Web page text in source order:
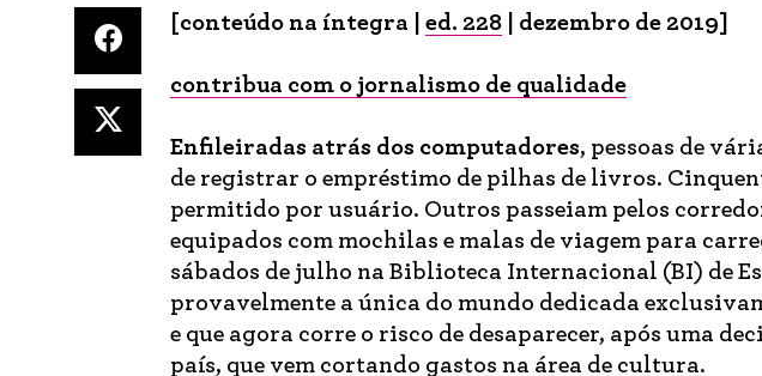
[conteúdo na íntegra | ed. 228 | dezembro de 2019]
contribua com o jornalismo de qualidade
Enfileiradas atrás dos computadores, pessoas de
de registrar o empréstimo de pilhas de livros.
permitido por usuário. Outros passeiam pelos
equipados com mochilas e malas de viagem para
sábados de julho na Biblioteca Internacional (BI) de
provavelmente a única do mundo dedicada
e que agora corre o risco de desaparecer, após uma
país, que vem cortando gastos na área de cultura.